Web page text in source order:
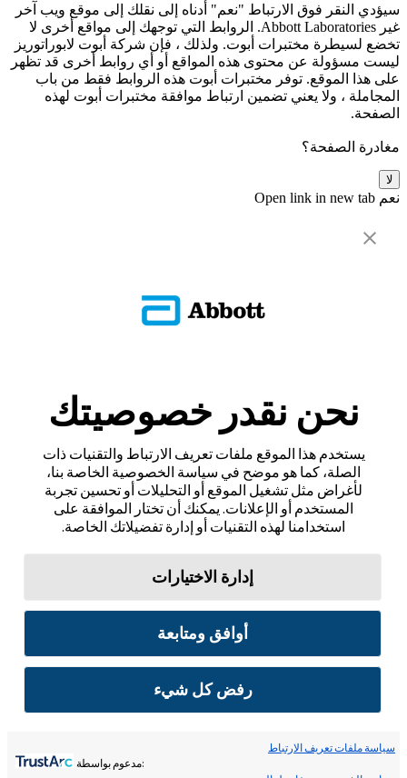
سيؤدي النقر فوق الارتباط "نعم" أدناه إلى نقلك إلى موقع ويب آخر
غير Abbott Laboratories. الروابط التي توجهك إلى مواقع أخرى لا
تخضع لسيطرة مختبرات أبوت. ولذلك ، فإن شركة أبوت لابوراتوريز
ليست مسؤولة عن محتوى هذه المواقع أو أي روابط أخرى قد تظهر
على هذا الموقع. توفر مختبرات أبوت هذه الروابط فقط من باب
المجاملة ، ولا يعني تضمين ارتباط موافقة مختبرات أبوت لهذه
الصفحة.
مغادرة الصفحة؟
لا
نعم Open link in new tab
نحن نقدر خصوصيتك
يستخدم هذا الموقع ملفات تعريف الارتباط والتقنيات ذات
الصلة، كما هو موضح في سياسة الخصوصية الخاصة بنا،
لأغراض مثل تشغيل الموقع أو التحليلات أو تحسين تجربة
المستخدم أو الإعلانات. يمكنك أن تختار الموافقة على
استخدامنا لهذه التقنيات أو إدارة تفضيلاتك الخاصة.
إدارة الاختيارات
أوافق ومتابعة
رفض كل شيء
سياسة ملفات تعريف الارتباط
:مدعوم بواسطة